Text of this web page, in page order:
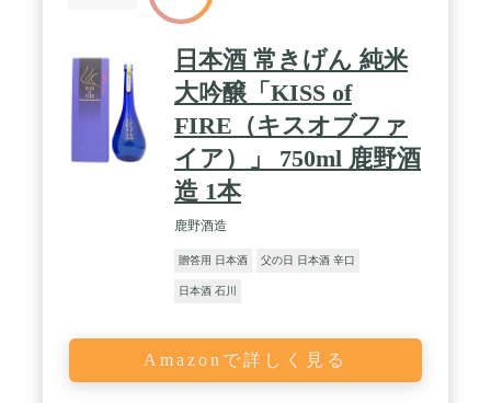
日本酒 常きげん 純米
大吟醸「KISS of
FIRE（キスオブファ
イア）」 750ml 鹿野酒
造 1本
鹿野酒造
贈答用 日本酒 父の日 日本酒 辛口
日本酒 石川
Amazonで詳しく見る